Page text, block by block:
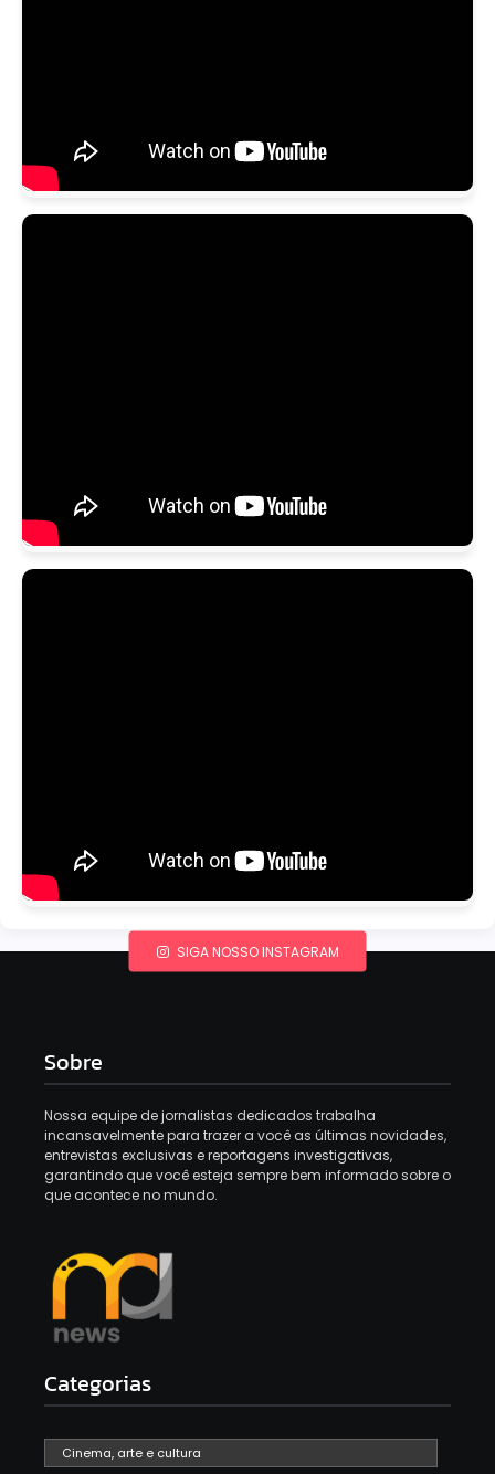
SIGA NOSSO INSTAGRAM
Sobre
Nossa equipe de jornalistas dedicados trabalha
incansavelmente para trazer a você as últimas novidades,
entrevistas exclusivas e reportagens investigativas,
garantindo que você esteja sempre bem informado sobre o
que acontece no mundo.
Categorias
Cinema, arte e cultura